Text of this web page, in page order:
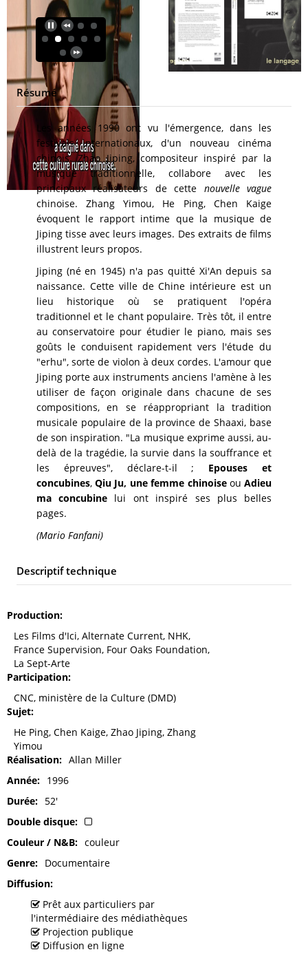
Résumé
Les années 1990 ont vu l'émergence, dans les
festivals internationaux, d'un nouveau cinéma
chinois. Zhao Jiping, compositeur inspiré par la
musique traditionnelle, collabore avec les
principaux réalisateurs de cette nouvelle vague
chinoise. Zhang Yimou, He Ping, Chen Kaige
évoquent le rapport intime que la musique de
Jiping tisse avec leurs images. Des extraits de films
illustrent leurs propos.
Jiping (né en 1945) n'a pas quitté Xi'An depuis sa
naissance. Cette ville de Chine intérieure est un
lieu historique où se pratiquent l'opéra
traditionnel et le chant populaire. Très tôt, il entre
au conservatoire pour étudier le piano, mais ses
goûts le conduisent rapidement vers l'étude du
"erhu", sorte de violon à deux cordes. L'amour que
Jiping porte aux instruments anciens l'amène à les
utiliser de façon originale dans chacune de ses
compositions, en se réappropriant la tradition
musicale populaire de la province de Shaaxi, base
de son inspiration. "La musique exprime aussi, au-
delà de la tragédie, la survie dans la souffrance et
les épreuves", déclare-t-il ; Epouses et
concubines,Qiu Ju, une femme chinoiseouAdieu
ma concubine lui ont inspiré ses plus belles
pages.
(Mario Fanfani)
Descriptif technique
Production
Les Films d'Ici, Alternate Current, NHK,
France Supervision, Four Oaks Foundation,
La Sept-Arte
Participation
CNC, ministère de la Culture (DMD)
Sujet
He Ping, Chen Kaige, Zhao Jiping, Zhang
Yimou
Réalisation
Allan Miller
Année
1996
Durée
52'
Double disque
Couleur / N&B
couleur
Genre
Documentaire
Diffusion
Prêt aux particuliers par
l'intermédiaire des médiathèques
Projection publique
Diffusion en ligne